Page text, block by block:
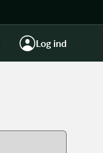
Log ind